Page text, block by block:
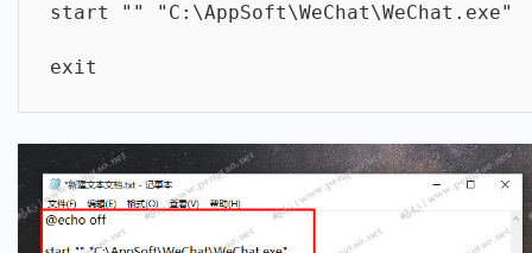
start "" "C:\AppSoft\WeChat\WeChat.exe"
exit